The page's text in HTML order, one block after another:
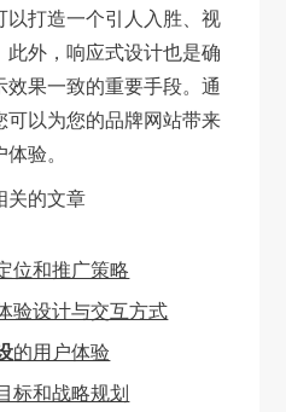
打造一个引人入胜、视
外，响应式设计也是确
果一致的重要手段。通
以为您的品牌网站带来
验。
关的文章
位和推广策略
验设计与交互方式
的用户体验
标和战略规划